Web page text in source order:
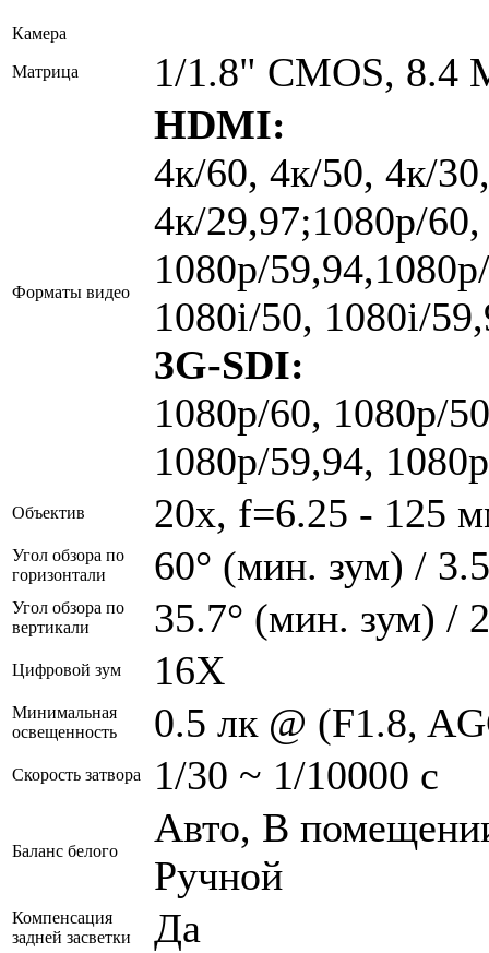
Камера
Матрица 1/1.8" CMOS, 8.4
Форматы видео
HDMI:
4к/60, 4к/50, 4к/
4к/29,97;1080p/
1080p/
1080i/50, 1080i/
3G-SDI:
1080p/60, 1080p/
1080p/59,94,
Объектив 20x, f=6.25 - 125
Угол обзора по
горизонтали
60° (мин. зум) /
Угол обзора по
вертикали
35.7° (мин. зум) /
Цифровой зум 16Х
Минимальная
освещенность
0.5 лк @ (F1.8,
Скорость затвора 1/30 ~ 1/10000 с
Баланс белого
Авто, В
Ручной
Компенсация
задней засветки
Да